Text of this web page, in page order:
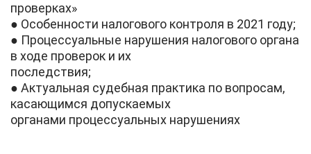
проверках»
● Особенности налогового контроля в 2021 году;
● Процессуальные нарушения налогового органа
в ходе проверок и их
последствия;
● Актуальная судебная практика по вопросам,
касающимся допускаемых
органами процессуальных нарушениях